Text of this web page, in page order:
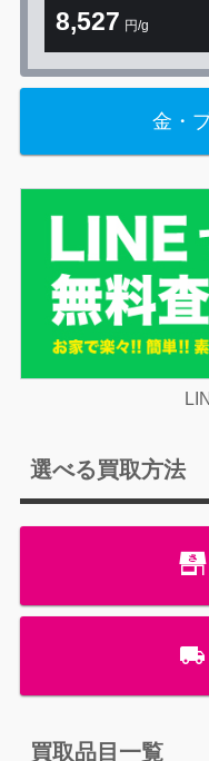
8,527 円/g
金・
選べる買取方法
買取品目一覧